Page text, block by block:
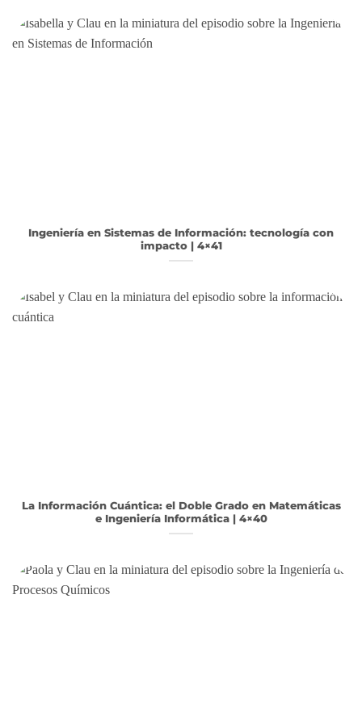
Ingeniería en Sistemas de Información: tecnología con
impacto | 4×41
La Información Cuántica: el Doble Grado en Matemáticas
e Ingeniería Informática | 4×40